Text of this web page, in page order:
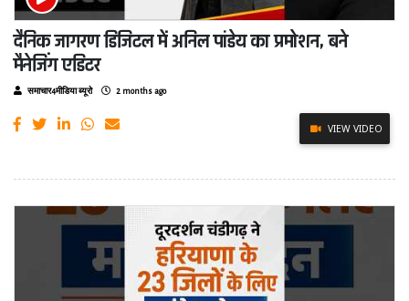
दैनिक जागरण डिजिटल में अनिल पांडेय का प्रमोशन, बने
मैनेजिंग एडिटर
समाचार4मीडिया ब्यूरो 2 months ago
VIEW VIDEO